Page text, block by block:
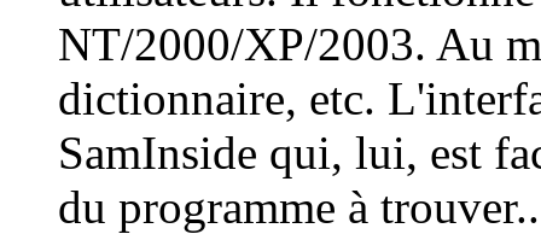
NT/2000/XP/2003. Au
dictionnaire, etc.
SamInside qui, lui, est
du programme à